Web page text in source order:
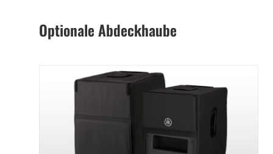
Optionale Abdeckhaube